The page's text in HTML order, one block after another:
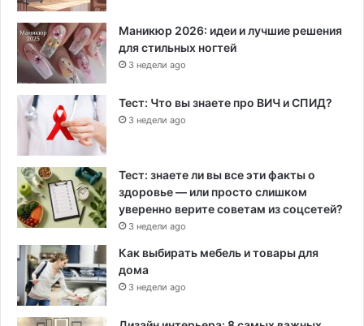
Маникюр 2026: идеи и лучшие решения
для стильных ногтей
3 недели ago
Тест: Что вы знаете про ВИЧ и СПИД?
3 недели ago
Тест: знаете ли вы все эти факты о
здоровье — или просто слишком
уверенно верите советам из соцсетей?
3 недели ago
Как выбирать мебель и товары для
дома
3 недели ago